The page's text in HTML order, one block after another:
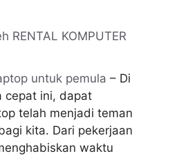
RENTAL KOMPUTER
untuk pemula – Di
cepat ini, dapat
telah menjadi teman
kita. Dari pekerjaan
waktu